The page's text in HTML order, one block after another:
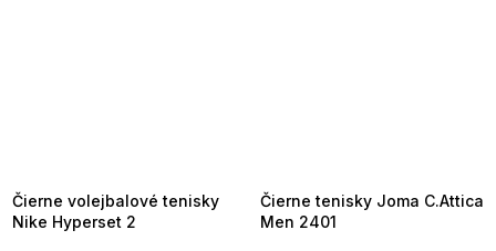
Čierne volejbalové tenisky
Nike Hyperset 2
Čierne tenisky Joma C.Attica
Men 2401